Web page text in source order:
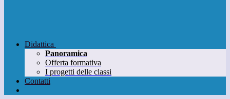
Didattica
Panoramica
Offerta formativa
I progetti delle classi
Contatti